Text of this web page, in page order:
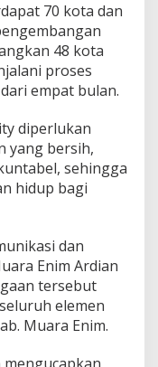
70 kota dan
48 kota
proses
empat bulan.
diperlukan
yang bersih,
sehingga
hidup bagi
dan
Enim Ardian
tersebut
elemen
Muara Enim.